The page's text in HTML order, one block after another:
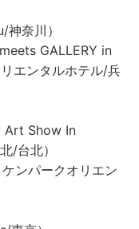
奈川）
GALLERY in
エンタルホテル/兵
Art Show In
/台北）
ンパークオリエン